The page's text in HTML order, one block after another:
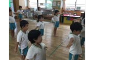
育
（１
日
目）